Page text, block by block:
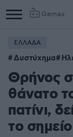
Games
Column
1
2
ΕΛΛΑΔΑ
Δυστύχημα
Θρήνος
θάνατο
πατίνι,
το